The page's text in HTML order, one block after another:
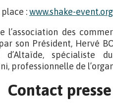
:www.shake-event.org
l’association des
son Président, Hervé
d’Altaïde,
professionnelle de
Contact presse